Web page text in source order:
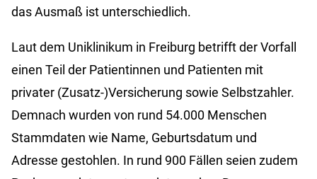
das Ausmaß ist unterschiedlich.
Laut dem Uniklinikum in Freiburg betrifft der Vorfall
einen Teil der Patientinnen und Patienten mit
privater (Zusatz-)Versicherung sowie Selbstzahler.
Demnach wurden von rund 54.000 Menschen
Stammdaten wie Name, Geburtsdatum und
Adresse gestohlen. In rund 900 Fällen seien zudem